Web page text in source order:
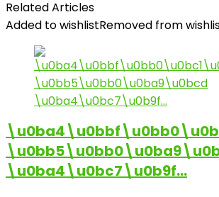
Related Articles
Added to wishlistRemoved from
\u0ba4\u0bc7\u0b9f…